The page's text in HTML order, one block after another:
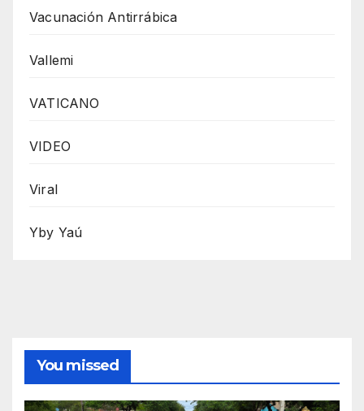
Vacunación Antirrábica
Vallemi
VATICANO
VIDEO
Viral
Yby Yaú
You missed